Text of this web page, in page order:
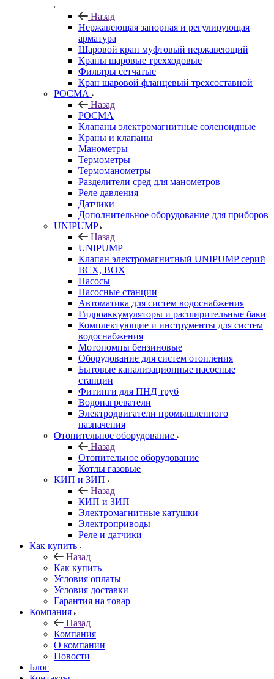
Назад
Нержавеющая запорная и регулирующая
арматура
Шаровой кран муфтовый нержавеющий
Краны шаровые трехходовые
Фильтры сетчатые
Кран шаровой фланцевый трехсоставной
РОСМА
Назад
РОСМА
Клапаны электромагнитные соленоидные
Краны и клапаны
Манометры
Термометры
Термоманометры
Разделители сред для манометров
Реле давления
Датчики
Дополнительное оборудование для приборов
UNIPUMP
Назад
UNIPUMP
Клапан электромагнитный UNIPUMP серий
BCX, BOX
Насосы
Насосные станции
Автоматика для систем водоснабжения
Гидроаккумуляторы и расширительные баки
Комплектующие и инструменты для систем
водоснабжения
Мотопомпы бензиновые
Оборудование для систем отопления
Бытовые канализационные насосные
станции
Фитинги для ПНД труб
Водонагреватели
Электродвигатели промышленного
назначения
Отопительное оборудование
Назад
Отопительное оборудование
Котлы газовые
КИП и ЗИП
Назад
КИП и ЗИП
Электромагнитные катушки
Электроприводы
Реле и датчики
Как купить
Назад
Как купить
Условия оплаты
Условия доставки
Гарантия на товар
Компания
Назад
Компания
О компании
Новости
Блог